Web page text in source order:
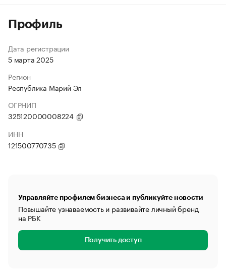
Профиль
Дата регистрации
5 марта 2025
Регион
Республика Марий Эл
ОГРНИП
325120000008224
ИНН
121500770735
Управляйте профилем бизнеса и публикуйте новости
Повышайте узнаваемость и развивайте личный бренд
на РБК
Получить доступ